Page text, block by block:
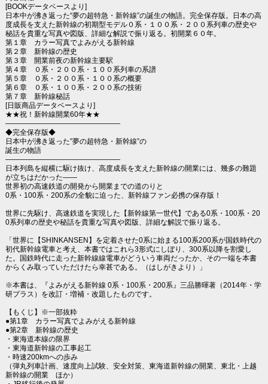
[BOOKデータベースより]
日本中が沸き返った“夢の超特急・新幹線”の誕生の物語。完全保存版。日本の高
度成長を支えた新幹線の初期型モデル０系・１００系・２００系列車の歴史や
秘話を貴重な写真や図版、詳細な解説で振り返る。初開業６０年。
第１章 カラー写真でよみがえる新幹線
第２章 新幹線の歴史
第３章 開業前夜の新幹線主要駅
第４章 ０系・２００系・１００系列車の系譜
第５章 ０系・２００系・１００系の概要
第６章 ０系・１００系・２００系の技術
第７章 新幹線秘話
[日販商品データベースより]
★★祝！新幹線開業60年★★
――――――――――――――――
◆完全保存版◆
日本中が沸き返った”夢の超特急・新幹線”の
誕生の物語
――――――――――――――――
日本列島を縦横に駆け抜け、高度成長を支えた新幹線の開業には、幾多の難題
が立ちはだかった――
世界初の高速鉄道の開発から開業までの道のりと
0系・100系・200系の全貌に迫った、新幹線ファン必携の保存版！
世界に先駆け、高速鉄道を実現した【新幹線第一世代】である0系・100系・20
0系列車の歴史や秘話を貴重な写真や図版、詳細な解説で振り返る。
「世界に【SHINKANSEN】を定着させた0系に始まる100系200系が国鉄時代の
初代新幹線電車と考え、本書ではこれら3形式にしぼり、300系以降を割愛し
た。国鉄時代に走った新幹線線電車がどういう車両だったか、その一端を本書
からくみ取っていただけたら幸甚である。（はしがきより）」
※本書は、『よみがえる新幹線 0系・100系・200系』三品勝暉著（2014年・学
研プラス）を改訂・増補・改題したものです。
【もくじ】※一部抜粋
●第1章 カラー写真でよみがえる新幹線
●第2章 新幹線の歴史
・東海道本線の限界
・東海道新幹線の工事起工
・時速200kmへの歩み
（弾丸列車計画、速度向上試験、安全対策、東海道新幹線の開業、東北・上越
新幹線の開業 ほか）